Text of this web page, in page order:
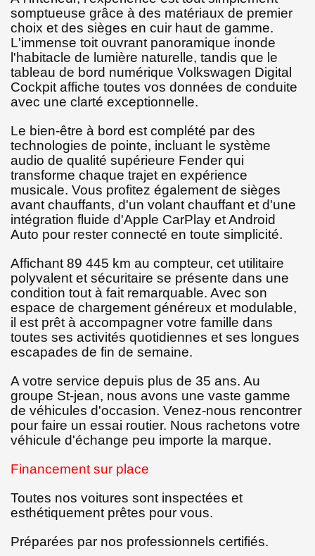
somptueuse grâce à des matériaux de premier
choix et des sièges en cuir haut de gamme.
L'immense toit ouvrant panoramique inonde
l'habitacle de lumière naturelle, tandis que le
tableau de bord numérique Volkswagen Digital
Cockpit affiche toutes vos données de conduite
avec une clarté exceptionnelle.
Le bien-être à bord est complété par des
technologies de pointe, incluant le système
audio de qualité supérieure Fender qui
transforme chaque trajet en expérience
musicale. Vous profitez également de sièges
avant chauffants, d'un volant chauffant et d'une
intégration fluide d'Apple CarPlay et Android
Auto pour rester connecté en toute simplicité.
Affichant 89 445 km au compteur, cet utilitaire
polyvalent et sécuritaire se présente dans une
condition tout à fait remarquable. Avec son
espace de chargement généreux et modulable,
il est prêt à accompagner votre famille dans
toutes ses activités quotidiennes et ses longues
escapades de fin de semaine.
A votre service depuis plus de 35 ans. Au
groupe St-jean, nous avons une vaste gamme
de véhicules d'occasion. Venez-nous rencontrer
pour faire un essai routier. Nous rachetons votre
véhicule d'échange peu importe la marque.
Financement sur place
Toutes nos voitures sont inspectées et
esthétiquement prêtes pour vous.
Préparées par nos professionnels certifiés.